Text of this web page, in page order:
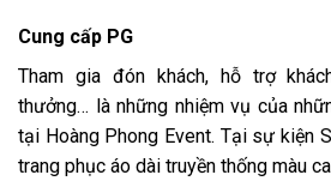
Cung cấp PG
Tham gia đón khách, hỗ trợ
thưởng… là những nhiệm vụ của
tại Hoàng Phong Event. Tại sự kiện
trang phục áo dài truyền thống màu